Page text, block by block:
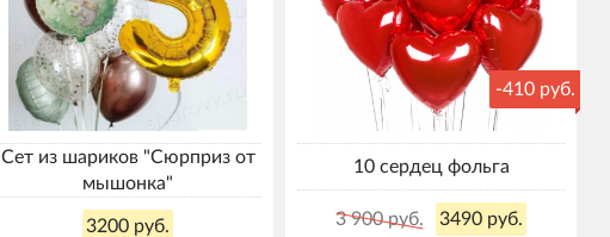
Сет из шариков "Сюрприз от
мышонка"
3200 руб.
-410 руб.
10 сердец фольга
3 900 руб. 3490 руб.